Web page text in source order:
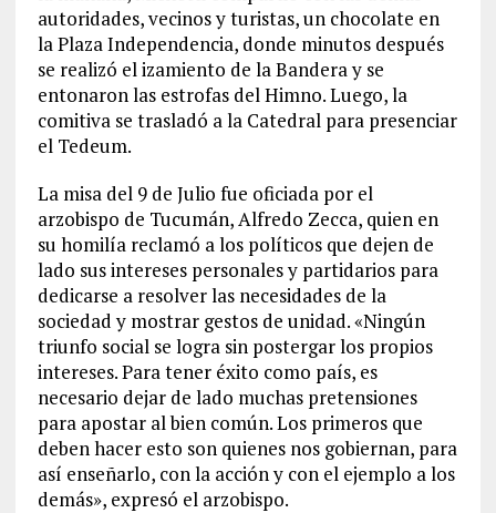
autoridades, vecinos y turistas, un chocolate en
la Plaza Independencia, donde minutos después
se realizó el izamiento de la Bandera y se
entonaron las estrofas del Himno. Luego, la
comitiva se trasladó a la Catedral para presenciar
el Tedeum.
La misa del 9 de Julio fue oficiada por el
arzobispo de Tucumán, Alfredo Zecca, quien en
su homilía reclamó a los políticos que dejen de
lado sus intereses personales y partidarios para
dedicarse a resolver las necesidades de la
sociedad y mostrar gestos de unidad. «Ningún
triunfo social se logra sin postergar los propios
intereses. Para tener éxito como país, es
necesario dejar de lado muchas pretensiones
para apostar al bien común. Los primeros que
deben hacer esto son quienes nos gobiernan, para
así enseñarlo, con la acción y con el ejemplo a los
demás», expresó el arzobispo.